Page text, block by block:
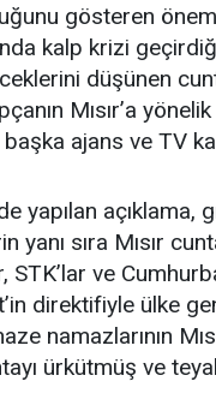
gösteren
kalp krizi
düşünen
Mısır’a yönelik
ajans ve TV
yapılan açıklama,
yanı sıra Mısır
STK’lar ve
direktifiyle ülke
namazlarının
ürkütmüş ve